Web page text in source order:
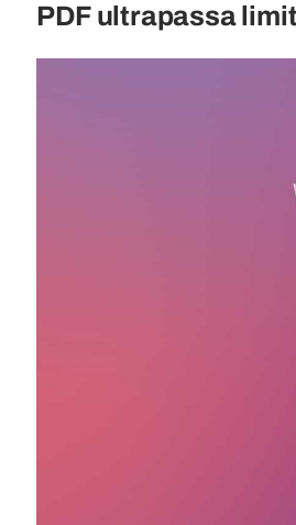
PDF ultrapassa